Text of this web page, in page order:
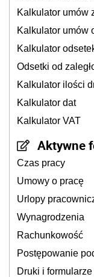
Kalkulator umów
Kalkulator umów
Kalkulator
Odsetki od
Kalkulator ilości
Kalkulator dat
Kalkulator VAT
Aktywne
Czas pracy
Umowy o pracę
Urlopy
Wynagrodzenia
Rachunkowość
Postępowanie
Druki i